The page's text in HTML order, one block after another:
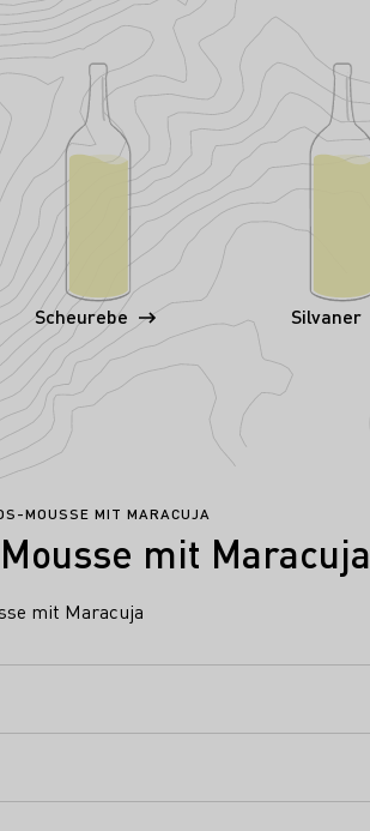
Scheurebe Silvaner
MOUSSE MIT MARACUJA
mit Maracuja
mit Maracuja